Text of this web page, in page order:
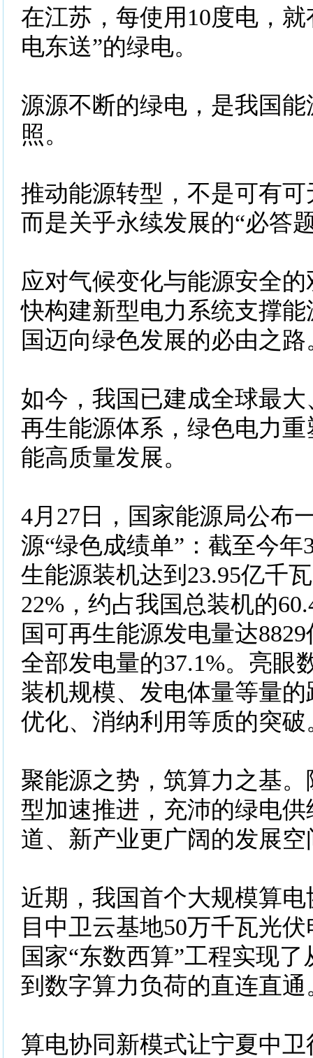
在江苏，每使用10度电，
电东送”的绿电。
源源不断的绿电，是我国
照。
推动能源转型，不是可有可
而是关乎永续发展的“必答
应对气候变化与能源安全
快构建新型电力系统支撑
国迈向绿色发展的必由之路
如今，我国已建成全球最
再生能源体系，绿色电力
能高质量发展。
4月27日，国家能源局公布
源“绿色成绩单”：截至今
生能源装机达到23.95亿千
22%，约占我国总装机的
国可再生能源发电量达
全部发电量的37.1%。亮眼
装机规模、发电体量等量
优化、消纳利用等质的突破
聚能源之势，筑算力之基
型加速推进，充沛的绿电
道、新产业更广阔的发展空
近期，我国首个大规模算
目中卫云基地50万千瓦光
国家“东数西算”工程实现
到数字算力负荷的直连直通
算电协同新模式让宁夏中